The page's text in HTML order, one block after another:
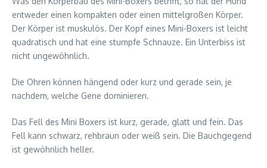
entweder einen kompakten oder einen mittelgroßen Körper.
Der Körper ist muskulös. Der Kopf eines Mini-Boxers ist leicht
quadratisch und hat eine stumpfe Schnauze. Ein Unterbiss ist
nicht ungewöhnlich.
Die Ohren können hängend oder kurz und gerade sein, je
nachdem, welche Gene dominieren.
Das Fell des Mini Boxers ist kurz, gerade, glatt und fein. Das
Fell kann schwarz, rehbraun oder weiß sein. Die Bauchgegend
ist gewöhnlich heller.